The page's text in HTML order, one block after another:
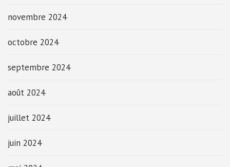
novembre 2024
octobre 2024
septembre 2024
août 2024
juillet 2024
juin 2024